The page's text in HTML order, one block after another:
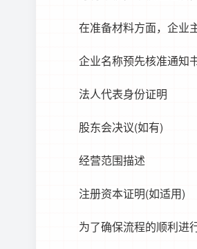
在准备材料方面，企业
企业名称预先核准通知
法人代表身份证明
股东会决议(如有)
经营范围描述
注册资本证明(如适用)
为了确保流程的顺利进